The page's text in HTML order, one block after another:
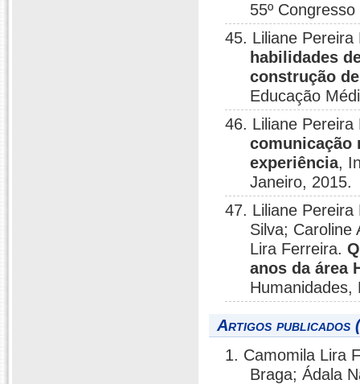
55º
45. Liliane
habilidades
construção
Educação
46. Liliane
comunicação
experiência,
Janeiro, 2015.
47. Liliane
Silva; Caroline
Lira Ferreira.
anos da área
Humanidades,
Artigos publicados
1. Camomila Lira
Braga; Ádala